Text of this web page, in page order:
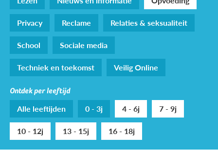
Privacy
Reclame
Relaties & seksualiteit
School
Sociale media
Techniek en toekomst
Veilig Online
Ontdek per leeftijd
Alle leeftijden 0 - 3j 4 - 6j
7 - 9j
10 - 12j
13 - 15j 16 - 18j